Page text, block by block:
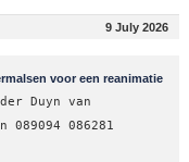
9 July 2026
voor een reanimatie
Duyn van
089094 086281